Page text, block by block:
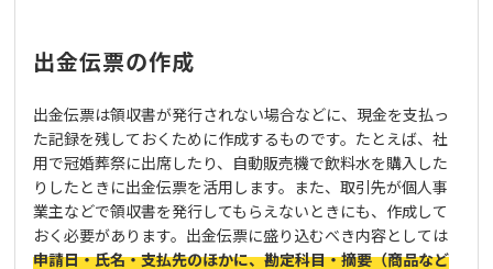
出金伝票の作成
出金伝票は領収書が発行されない場合などに、現金を支払っ
た記録を残しておくために作成するものです。たとえば、社
用で冠婚葬祭に出席したり、自動販売機で飲料水を購入した
りしたときに出金伝票を活用します。また、取引先が個人事
業主などで領収書を発行してもらえないときにも、作成して
おく必要があります。出金伝票に盛り込むべき内容としては
申請日・氏名・支払先のほかに、勘定科目・摘要（商品など